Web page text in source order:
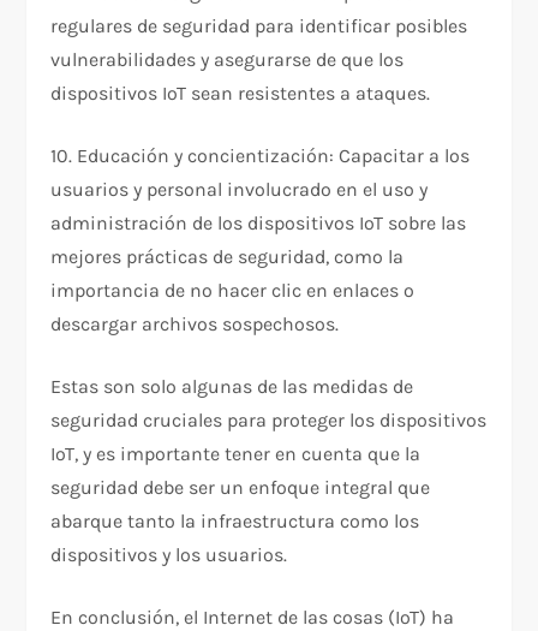
regulares de seguridad para identificar posibles
vulnerabilidades y asegurarse de que los
dispositivos IoT sean resistentes a ataques.
10. Educación y concientización: Capacitar a los
usuarios y personal involucrado en el uso y
administración de los dispositivos IoT sobre las
mejores prácticas de seguridad, como la
importancia de no hacer clic en enlaces o
descargar archivos sospechosos.
Estas son solo algunas de las medidas de
seguridad cruciales para proteger los dispositivos
IoT, y es importante tener en cuenta que la
seguridad debe ser un enfoque integral que
abarque tanto la infraestructura como los
dispositivos y los usuarios.
En conclusión, el Internet de las cosas (IoT) ha